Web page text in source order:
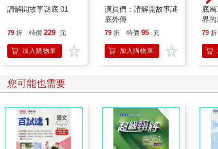
請解開故事謎底 01
79 折 特價 229 元
加入購物車
演員們：請解開故事謎
底外傳
79 折 特價 95 元
加入購物車
底
界
79 折
您可能也需要